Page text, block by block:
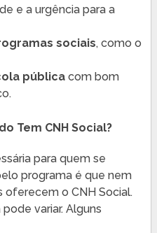
e a urgência para a
sociais, como o
públicacom bom
Tem CNH Social?
para quem se
programa é que nem
oferecem o CNH Social.
variar. Alguns